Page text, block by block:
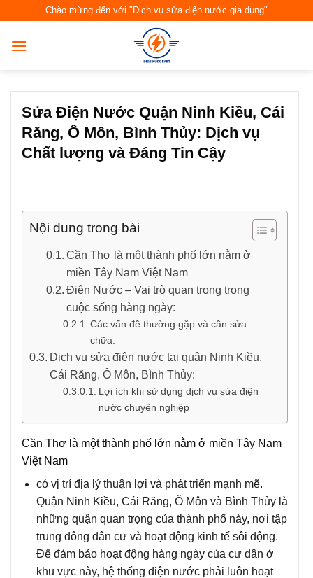
content
Chào mừng đến với "Dịch vụ sửa điện nước gia dụng"
Sửa Điện Nước Quận Ninh Kiều, Cái
Răng, Ô Môn, Bình Thủy: Dịch vụ
Chất lượng và Đáng Tin Cậy
Nội dung trong bài
Cần Thơ là một thành phố lớn nằm ở
miền Tây Nam Việt Nam
Điện Nước – Vai trò quan trọng trong
cuộc sống hàng ngày:
Các vấn đề thường gặp và cần sửa
chữa:
Dịch vụ sửa điện nước tại quận Ninh Kiều,
Cái Răng, Ô Môn, Bình Thủy:
Lợi ích khi sử dụng dịch vụ sửa điện
nước chuyên nghiệp
Cần Thơ là một thành phố lớn nằm ở miền Tây Nam
Việt Nam
có vị trí địa lý thuận lợi và phát triển mạnh mẽ.
Quận Ninh Kiều, Cái Răng, Ô Môn và Bình Thủylà
những quận quan trọng của thành phố này, nơi tập
trung đông dân cư và hoạt động kinh tế sôi động.
Để đảm bảo hoạt động hàng ngày của cư dân ở
khu vực này, hệ thống điện nước phải luôn hoạt